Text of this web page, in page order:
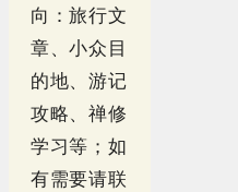
向：旅行文
章、小众目
的地、游记
攻略、禅修
学习等；如
有需要请联